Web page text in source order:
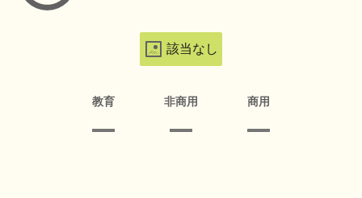
該当なし
教育 非商用 商用